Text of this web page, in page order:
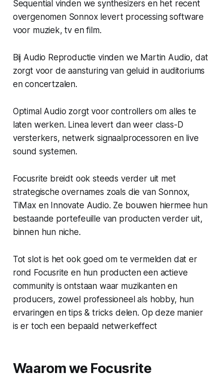
Sequential vinden we synthesizers en het recent
overgenomen Sonnox levert processing software
voor muziek, tv en film.
Bij Audio Reproductie vinden we Martin Audio, dat
zorgt voor de aansturing van geluid in auditoriums
en concertzalen.
Optimal Audio zorgt voor controllers om alles te
laten werken. Linea levert dan weer class-D
versterkers, netwerk signaalprocessoren en live
sound systemen.
Focusrite breidt ook steeds verder uit met
strategische overnames zoals die van Sonnox,
TiMax en Innovate Audio. Ze bouwen hiermee hun
bestaande portefeuille van producten verder uit,
binnen hun niche.
Tot slot is het ook goed om te vermelden dat er
rond Focusrite en hun producten een actieve
community is ontstaan waar muzikanten en
producers, zowel professioneel als hobby, hun
ervaringen en tips & tricks delen. Op deze manier
is er toch een bepaald netwerkeffect
Waarom we Focusrite